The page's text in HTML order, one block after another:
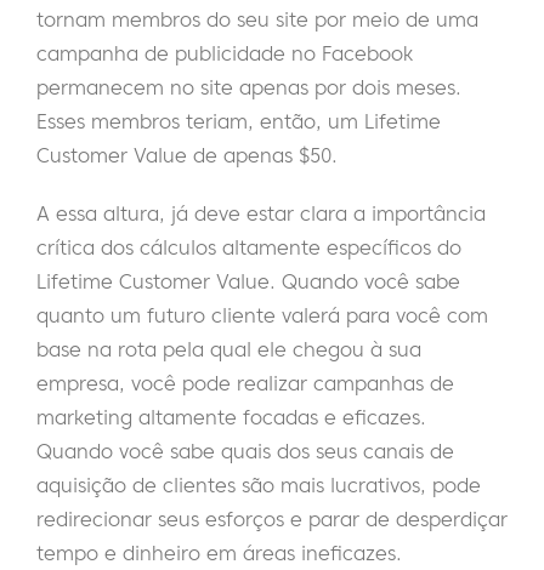
tornam membros do seu site por meio de uma
campanha de publicidade no Facebook
permanecem no site apenas por dois meses.
Esses membros teriam, então, um Lifetime
Customer Value de apenas $50.
A essa altura, já deve estar clara a importância
crítica dos cálculos altamente específicos do
Lifetime Customer Value. Quando você sabe
quanto um futuro cliente valerá para você com
base na rota pela qual ele chegou à sua
empresa, você pode realizar campanhas de
marketing altamente focadas e eficazes.
Quando você sabe quais dos seus canais de
aquisição de clientes são mais lucrativos, pode
redirecionar seus esforços e parar de desperdiçar
tempo e dinheiro em áreas ineficazes.